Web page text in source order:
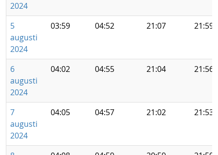
2024
5
augusti
2024
03:59 04:52 21:07 21:59
6
augusti
2024
04:02 04:55 21:04 21:56
7
augusti
2024
04:05 04:57 21:02 21:53